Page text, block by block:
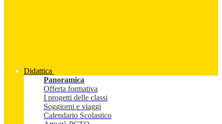
Didattica
Panoramica
Offerta formativa
I progetti delle classi
Soggiorni e viaggi
Calendario Scolastico